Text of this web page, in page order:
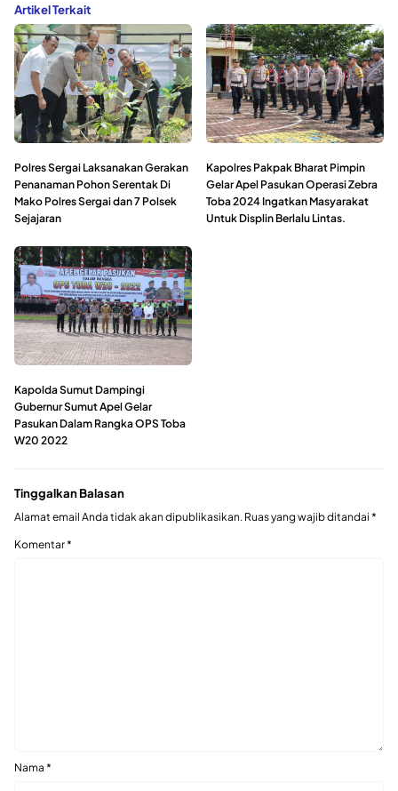
Artikel Terkait
Polres Sergai Laksanakan Gerakan
Penanaman Pohon Serentak Di
Mako Polres Sergai dan 7 Polsek
Sejajaran
Kapolres Pakpak Bharat Pimpin
Gelar Apel Pasukan Operasi Zebra
Toba 2024 Ingatkan Masyarakat
Untuk Displin Berlalu Lintas.
Kapolda Sumut Dampingi
Gubernur Sumut Apel Gelar
Pasukan Dalam Rangka OPS Toba
W20 2022
Tinggalkan Balasan
Alamat email Anda tidak akan dipublikasikan. Ruas yang wajib ditandai *
Komentar*
Nama *